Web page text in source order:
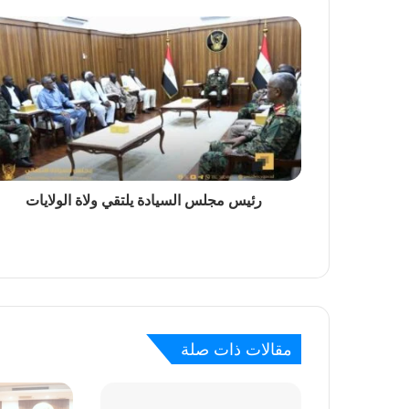
حريق محدود بمستشفى ود مدني إثر صاعقة
منذ 20 ساعة
منذ يوم واحد
منذ يومين
رئيس مجلس السيادة يلتقي ولاة الولايات
مقالات ذات صلة